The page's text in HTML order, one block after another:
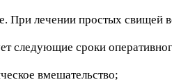
При лечении простых свищей
следующие сроки
вмешательство;